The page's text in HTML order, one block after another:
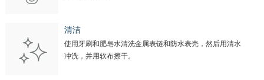
清洁
使用牙刷和肥皂水清洗金属表链和防水表壳，然后用清水
冲洗，并用软布擦干。